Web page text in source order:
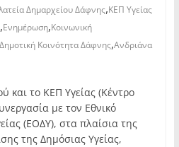
Δημαρχείου Δάφνης,ΚΕΠ Υγείας
,Ενημέρωση,Κοινωνική
Δημοτική Κοινότητα Δάφνης,Ανδριάνα
και το ΚΕΠ Υγείας (Κέντρο
με τον Εθνικό
(ΕΟΔΥ), στα πλαίσια της
της Δημόσιας Υγείας,